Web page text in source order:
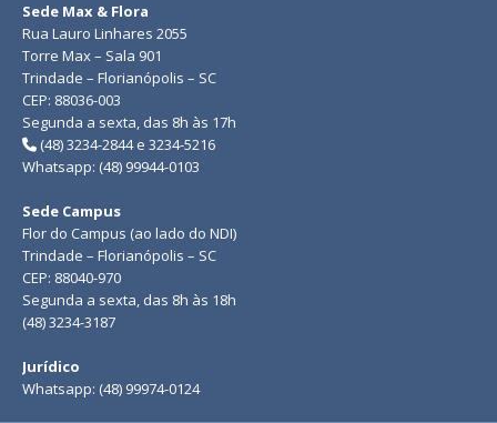
Sede Max & Flora
Rua Lauro Linhares 2055
Torre Max – Sala 901
Trindade – Florianópolis – SC
CEP: 88036-003
Segunda a sexta, das 8h às 17h
(48) 3234-2844 e 3234-5216
Whatsapp: (48) 99944-0103
Sede Campus
Flor do Campus (ao lado do NDI)
Trindade – Florianópolis – SC
CEP: 88040-970
Segunda a sexta, das 8h às 18h
(48) 3234-3187
Jurídico
Whatsapp: (48) 99974-0124